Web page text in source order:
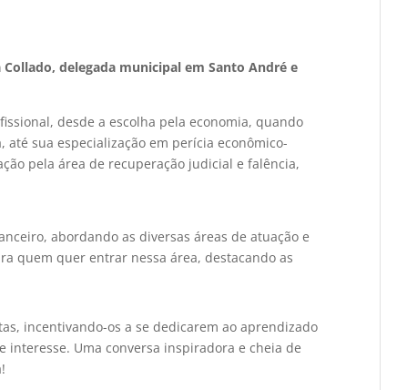
delegada municipal em Santo André e
desde a escolha pela economia, quando
sua especialização em perícia econômico-
pela área de recuperação judicial e falência,
abordando as diversas áreas de atuação e
quem quer entrar nessa área, destacando as
incentivando-os a se dedicarem ao aprendizado
interesse. Uma conversa inspiradora e cheia de